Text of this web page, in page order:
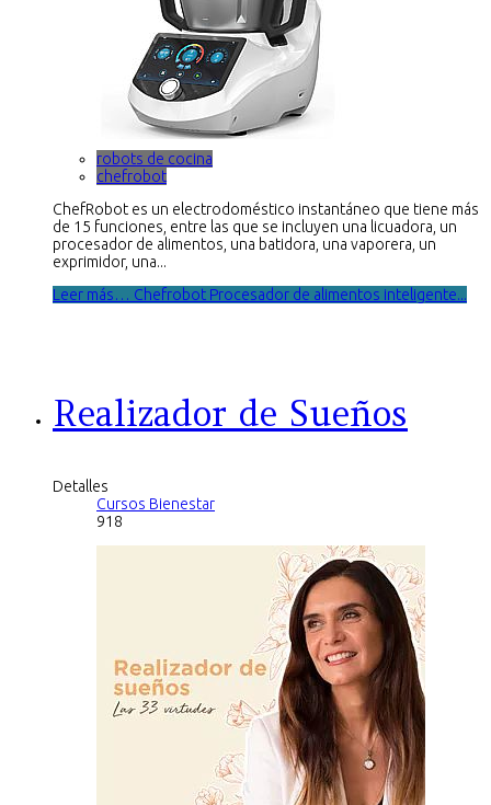
robots de cocina
chefrobot
ChefRobot es un electrodoméstico instantáneo que tiene más
de 15 funciones, entre las que se incluyen una licuadora, un
procesador de alimentos, una batidora, una vaporera, un
exprimidor, una...
Leer más… Chefrobot Procesador de alimentos inteligente...
Realizador de Sueños
Detalles
Cursos Bienestar
918